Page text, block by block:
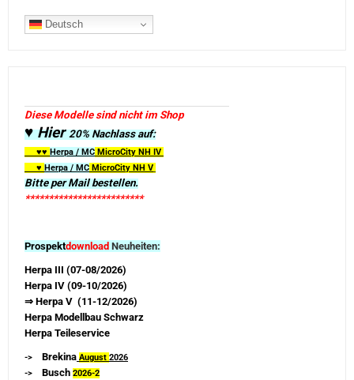
Deutsch
Diese Modelle sind nicht im Shop
♥ Hier20% Nachlass auf:
♥♥ Herpa / MC MicroCity NH IV
♥ Herpa / MC MicroCity NH V
Bitte per Mail bestellen.
*************************
Prospektdownload Neuheiten:
Herpa III (07-08/2026)
Herpa IV (09-10/2026)
⇒ Herpa V (11-12/2026)
Herpa Modellbau Schwarz
Herpa Teileservice
-> Brekina August 2026
-> Busch 2026-2